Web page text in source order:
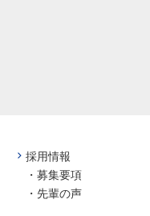
採用情報
・ 募集要項
・ 先輩の声